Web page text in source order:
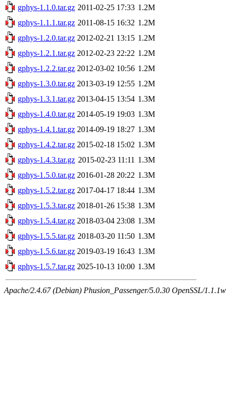
gphys-1.1.0.tar.gz 2011-02-25 17:33 1.2M
gphys-1.1.1.tar.gz 2011-08-15 16:32 1.2M
gphys-1.2.0.tar.gz 2012-02-21 13:15 1.2M
gphys-1.2.1.tar.gz 2012-02-23 22:22 1.2M
gphys-1.2.2.tar.gz 2012-03-02 10:56 1.2M
gphys-1.3.0.tar.gz 2013-03-19 12:55 1.2M
gphys-1.3.1.tar.gz 2013-04-15 13:54 1.3M
gphys-1.4.0.tar.gz 2014-05-19 19:03 1.3M
gphys-1.4.1.tar.gz 2014-09-19 18:27 1.3M
gphys-1.4.2.tar.gz 2015-02-18 15:02 1.3M
gphys-1.4.3.tar.gz 2015-02-23 11:11 1.3M
gphys-1.5.0.tar.gz 2016-01-28 20:22 1.3M
gphys-1.5.2.tar.gz 2017-04-17 18:44 1.3M
gphys-1.5.3.tar.gz 2018-01-26 15:38 1.3M
gphys-1.5.4.tar.gz 2018-03-04 23:08 1.3M
gphys-1.5.5.tar.gz 2018-03-20 11:50 1.3M
gphys-1.5.6.tar.gz 2019-03-19 16:43 1.3M
gphys-1.5.7.tar.gz 2025-10-13 10:00 1.3M
Apache/2.4.67 (Debian) Phusion_Passenger/5.0.30 OpenSSL/